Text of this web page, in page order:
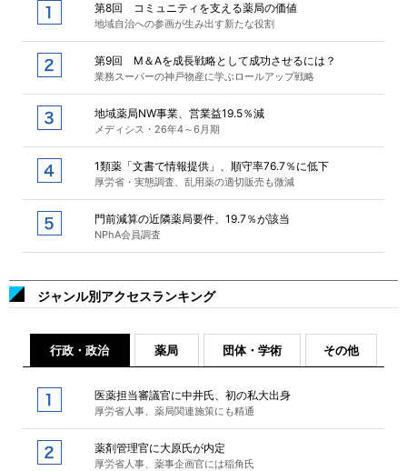
第8回 コミュニティを支える薬局の価値
地域自治への参画が生み出す新たな役割
第9回 M＆Aを成長戦略として成功させるには？
業務スーパーの神戸物産に学ぶロールアップ戦略
地域薬局NW事業、営業益19.5％減
メディシス・26年4～6月期
1類薬「文書で情報提供」、順守率76.7％に低下
厚労省・実態調査、乱用薬の適切販売も微減
門前減算の近隣薬局要件、19.7％が該当
NPhA会員調査
ジャンル別アクセスランキング
行政・政治 薬局 団体・学術 その他
医薬担当審議官に中井氏、初の私大出身
厚労省人事、薬局関連施策にも精通
薬剤管理官に大原氏が内定
厚労省人事、薬事企画官には稲角氏